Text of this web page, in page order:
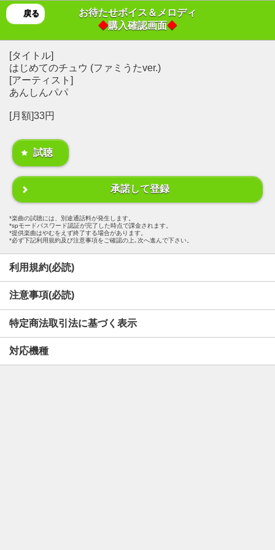
戻る
お待たせボイス＆メロディ
◆購入確認画面◆
[タイトル]
はじめてのチュウ (ファミうたver.)
[アーティスト]
あんしんパパ
[月額]33円
試聴
承諾して登録
楽曲の試聴には、別途通話料が発生します。
spモードパスワード認証が完了した時点で課金されます。
提供楽曲はやむをえず終了する場合があります。
必ず下記利用規約及び注意事項をご確認の上､次へ進んで下さい。
利用規約(必読)
注意事項(必読)
特定商法取引法に基づく表示
対応機種